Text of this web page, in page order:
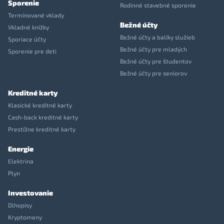
Sporenie
Termínované vklady
Vkladné knížky
Sporiace účty
Sporenie pre deti
Rodinné stavebné sporenie
Bežné účty
Bežné účty a balíky služieb
Bežné účty pre mladých
Bežné účty pre študentov
Bežné účty pre seniorov
Kreditné karty
Klasické kreditné karty
Cash-back kreditné karty
Prestížne kreditné karty
Energie
Elektrina
Plyn
Investovanie
Dlhopisy
Kryptomeny